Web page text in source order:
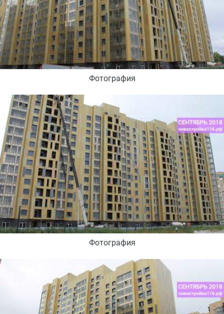
Фотография
Фотография